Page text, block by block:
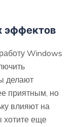
эффектов
Windows
делают
приятным, но
влияют на
хотите еще